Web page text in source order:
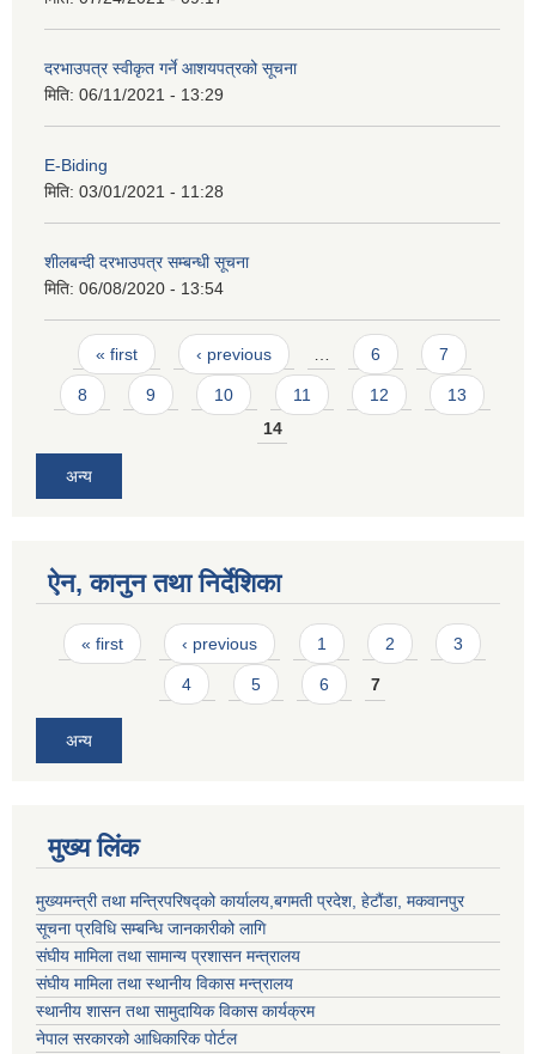
दरभाउपत्र स्वीकृत गर्ने आशयपत्रको सूचना
मिति: 06/11/2021 - 13:29
E-Biding
मिति: 03/01/2021 - 11:28
शीलबन्दी दरभाउपत्र सम्बन्धी सूचना
मिति: 06/08/2020 - 13:54
Pages
« first ‹ previous 6 7
8 9 10 11 12
13
14
अन्य
ऐन, कानुन तथा निर्देशिका
Pages
« first ‹ previous 1 2 3
4 5 6 7
अन्य
मुख्य लिंक
मुख्यमन्त्री तथा मन्त्रिपरिषद्को कार्यालय,बगमती प्रदेश, हेटौंडा, मकवानपुर
सूचना प्रविधि सम्बन्धि जानकारीको लागि
संघीय मामिला तथा सामान्य प्रशासन मन्त्रालय
संघीय मामिला तथा स्थानीय विकास मन्त्रालय
स्थानीय शासन तथा सामुदायिक विकास कार्यक्रम
नेपाल सरकारको आधिकारिक पोर्टल